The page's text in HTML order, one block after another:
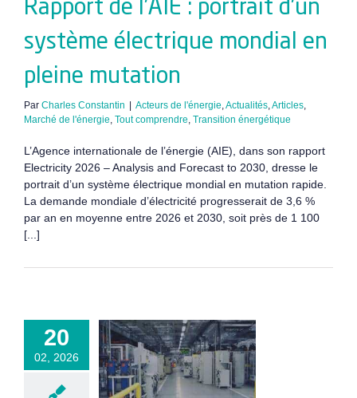
Rapport de l’AIE : portrait d’un
système électrique mondial en
pleine mutation
Par Charles Constantin | Acteurs de l'énergie Actualités Articles
Marché de l'énergie Tout comprendre Transition énergétique
L’Agence internationale de l’énergie (AIE), dans son rapport
Electricity 2026 – Analysis and Forecast to 2030, dresse le
portrait d’un système électrique mondial en mutation rapide.
La demande mondiale d’électricité progresserait de 3,6 %
par an en moyenne entre 2026 et 2030, soit près de 1 100
[...]
20
02, 2026
et